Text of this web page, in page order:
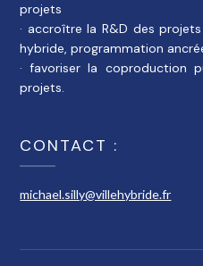
projets
· accroître la R&D des
hybride, programmation
· favoriser la coproduction
projets.
CONTACT :
michael.silly@villehybride.fr